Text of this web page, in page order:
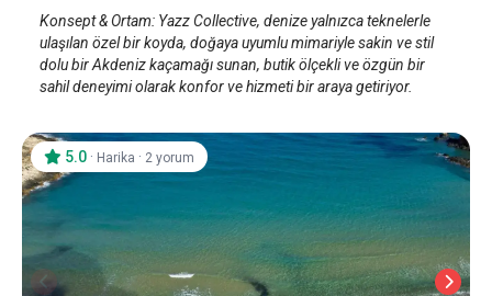
Konsept & Ortam: Yazz Collective, denize yalnızca teknelerle
ulaşılan özel bir koyda, doğaya uyumlu mimariyle sakin ve stil
dolu bir Akdeniz kaçamağı sunan, butik ölçekli ve özgün bir
sahil deneyimi olarak konfor ve hizmeti bir araya getiriyor.
5.0 · Harika · 2 yorum